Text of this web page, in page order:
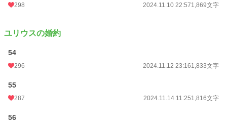
298 2024.11.10 22:571,869文字
ユリウスの婚約
54
296 2024.11.12 23:161,833文字
55
287 2024.11.14 11:251,816文字
56